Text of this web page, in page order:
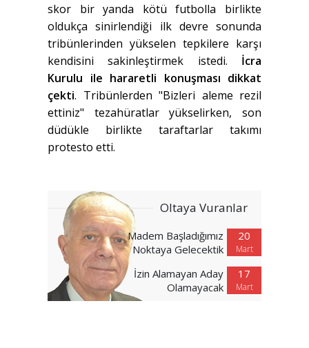
skor bir yanda kötü futbolla birlikte
oldukça sinirlendiği ilk devre sonunda
tribünlerinden yükselen tepkilere karşı
kendisini sakinleştirmek istedi. İcra
Kurulu ile hararetli konuşması dikkat
çekti. Tribünlerden "Bizleri aleme rezil
ettiniz" tezahüratlar yükselirken, son
düdükle birlikte taraftarlar takımı
protesto etti.
Oltaya Vuranlar
20
Mart
Madem Başladığımız
Noktaya Gelecektik
17
Mart
İzin Alamayan Aday
Olamayacak